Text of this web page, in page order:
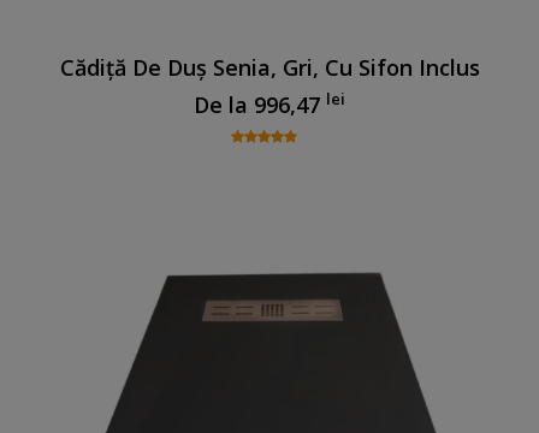
Cădiță De Duș Senia, Gri, Cu Sifon Inclus
De la 996,47 lei